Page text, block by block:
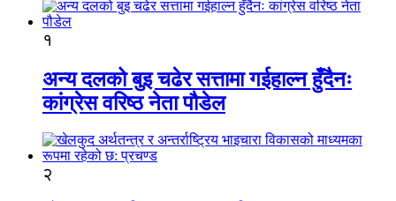
१
अन्य दलको बुइ चढेर सत्तामा गईहाल्न हुँदैनः
कांग्रेस वरिष्ठ नेता पौडेल
२